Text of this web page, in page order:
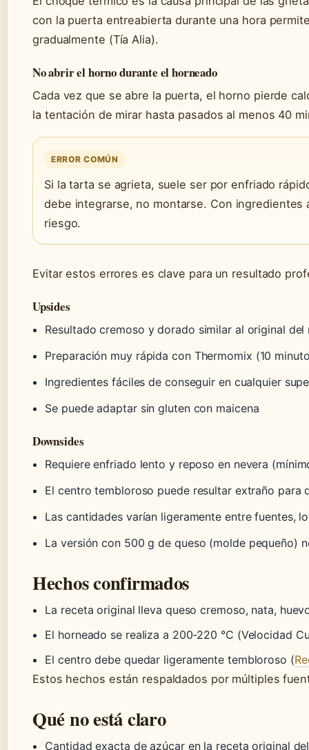
con la puerta entreabierta durante una hora
gradualmente (Tía Alia).
No abrir el horno durante el horneado
Cada vez que se abre la puerta, el horno pierde
la tentación de mirar hasta pasados al menos 40
ERROR COMÚN
Si la tarta se agrieta, suele ser por enfriado
debe integrarse, no montarse. Con ingredientes
riesgo.
Evitar estos errores es clave para un resultado
Upsides
Resultado cremoso y dorado similar al original del
Preparación muy rápida con Thermomix (10
Ingredientes fáciles de conseguir en cualquier
Se puede adaptar sin gluten con maicena
Downsides
Requiere enfriado lento y reposo en nevera
El centro tembloroso puede resultar extraño para
Las cantidades varían ligeramente entre fuentes,
La versión con 500 g de queso (molde pequeño)
Hechos confirmados
La receta original lleva queso cremoso, nata,
El horneado se realiza a 200‑220 °C (Velocidad
El centro debe quedar ligeramente tembloroso (
Estos hechos están respaldados por múltiples
Qué no está claro
Cantidad exacta de azúcar en la receta original